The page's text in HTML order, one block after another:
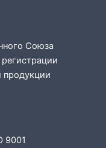
Союза
продукции
9001